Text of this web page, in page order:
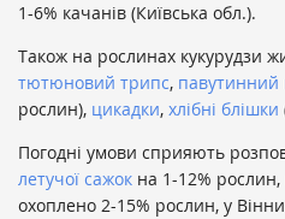
1-6% качанів (Київська обл.).
Також на рослинах кукурудзи
тютюновий трипс, павутинний
рослин), цикадки, хлібні блішки
Погодні умови сприяють
летучої сажок на 1-12% рослин,
охоплено 2-15% рослин, у